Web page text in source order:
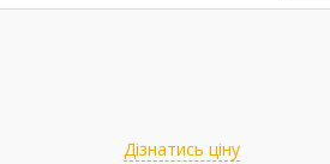
Дізнатись ціну